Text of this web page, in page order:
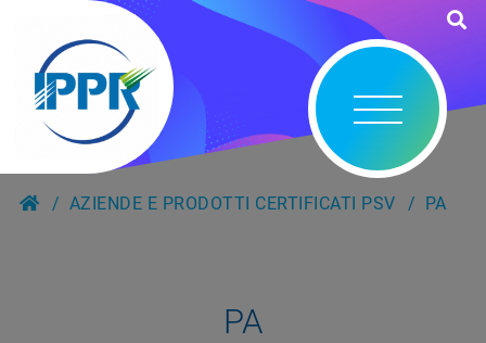
AZIENDE E PRODOTTI CERTIFICATI PSV PA
PA